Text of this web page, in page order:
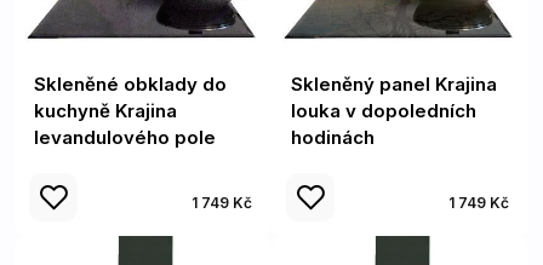
Skleněné obklady do
kuchyně Krajina
levandulového pole
1 749 Kč
Skleněný panel Krajina
louka v dopoledních
hodinách
1 749 Kč